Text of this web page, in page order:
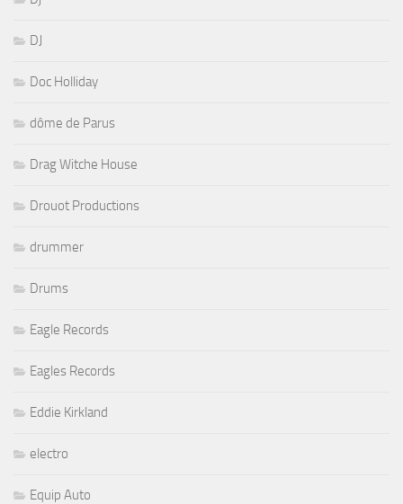
DJ
Doc Holliday
dôme de Parus
Drag Witche House
Drouot Productions
drummer
Drums
Eagle Records
Eagles Records
Eddie Kirkland
electro
Equip Auto